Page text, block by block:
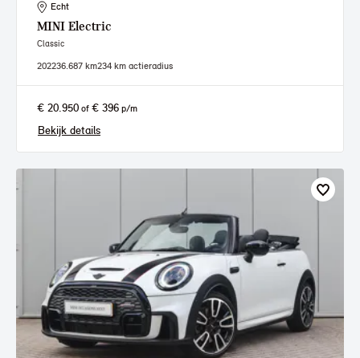
Echt
MINI Electric
Classic
202236.687 km234 km actieradius
€ 20.950 of € 396 p/m
Bekijk details